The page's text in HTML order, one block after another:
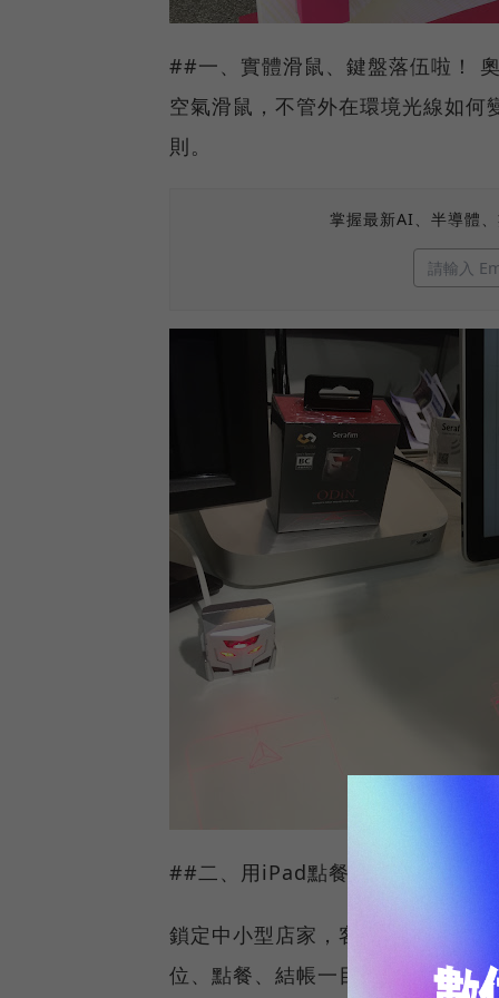
##一、實體滑鼠、鍵盤落伍啦！
空氣滑鼠，不管外在環境光線如
則。
掌握最新AI、半導體
##二、用iPad點餐好方便
鎖定中小型店家，客立樂（
位、點餐、結帳一目了然，還能將